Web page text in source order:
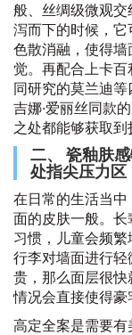
般、丝绸级微观
泻而下的时候，
色散消融，使得
觉。再配合上卡
同研究的莫兰迪
吉娜·爱丽丝同款
之处都能够获取到
二、 瓷釉肤
处指尖压力区
在日常的生活当
面的皮肤一般。
习惯，儿童会频
行李对墙面进行
贵，那么面层很
情况会直接使得豪
高定全案是需要